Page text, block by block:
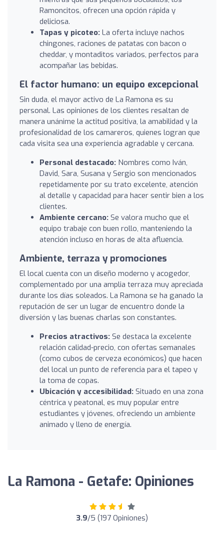
Ramoncitos, ofrecen una opción rápida y
deliciosa.
Tapas y picoteo: La oferta incluye nachos
chingones, raciones de patatas con bacon o
cheddar, y montaditos variados, perfectos para
acompañar las bebidas.
El factor humano: un equipo excepcional
Sin duda, el mayor activo de La Ramona es su
personal. Las opiniones de los clientes resaltan de
manera unánime la actitud positiva, la amabilidad y la
profesionalidad de los camareros, quienes logran que
cada visita sea una experiencia agradable y cercana.
Personal destacado: Nombres como Iván,
David, Sara, Susana y Sergio son mencionados
repetidamente por su trato excelente, atención
al detalle y capacidad para hacer sentir bien a los
clientes.
Ambiente cercano: Se valora mucho que el
equipo trabaje con buen rollo, manteniendo la
atención incluso en horas de alta afluencia.
Ambiente, terraza y promociones
El local cuenta con un diseño moderno y acogedor,
complementado por una amplia terraza muy apreciada
durante los días soleados. La Ramona se ha ganado la
reputación de ser un lugar de encuentro donde la
diversión y las buenas charlas son constantes.
Precios atractivos: Se destaca la excelente
relación calidad-precio, con ofertas semanales
(como cubos de cerveza económicos) que hacen
del local un punto de referencia para el tapeo y
la toma de copas.
Ubicación y accesibilidad: Situado en una zona
céntrica y peatonal, es muy popular entre
estudiantes y jóvenes, ofreciendo un ambiente
animado y lleno de energía.
La Ramona - Getafe: Opiniones
3.9/5 (197 Opiniones)